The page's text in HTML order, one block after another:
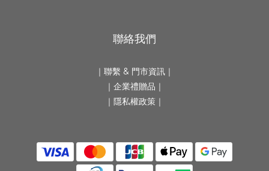
聯絡我們
｜ 聯繫 & 門市資訊 ｜
｜ 企業禮贈品 ｜
｜隱私權政策｜